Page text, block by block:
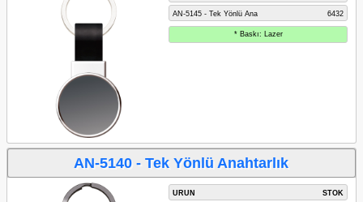
AN-5145 - Tek Yönlü Ana 6432
* Baskı: Lazer
AN-5140 - Tek Yönlü Anahtarlık
URUN STOK